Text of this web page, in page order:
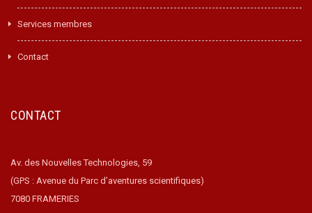
Services membres
Contact
CONTACT
Av. des Nouvelles Technologies, 59
(GPS : Avenue du Parc d’aventures scientifiques)
7080 FRAMERIES